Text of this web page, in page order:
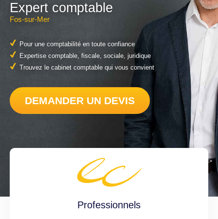
Expert comptable
Fos-sur-Mer
Pour une comptabilité en toute confiance
Expertise comptable, fiscale, sociale, juridique
Trouvez le cabinet comptable qui vous convient
DEMANDER UN DEVIS
Professionnels